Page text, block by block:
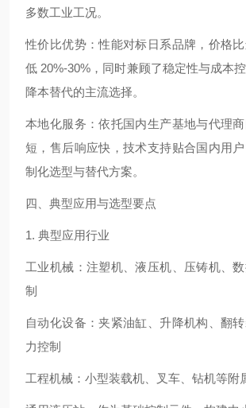
多数工业工况。
性价比优势：性能对标日系品牌，价格
低 20%-30%，同时兼顾了稳定性与成本
降本替代的主流选择。
本地化服务：依托国内生产基地与代理
短，售后响应快，技术支持贴合国内用
制化选型与替代方案。
四、典型应用与选型要点
1. 典型应用行业
工业机械：注塑机、液压机、压铸机、
制
自动化设备：夹紧油缸、升降机构、翻
力控制
工程机械：小型装载机、叉车、钻机等附